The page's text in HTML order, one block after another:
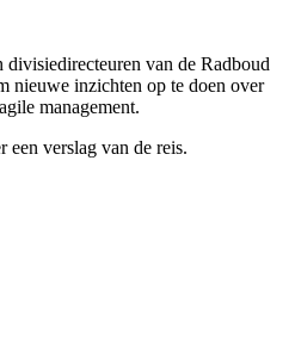
divisiedirecteuren van de Radboud
nieuwe inzichten op te doen over
management.
verslag van de reis.